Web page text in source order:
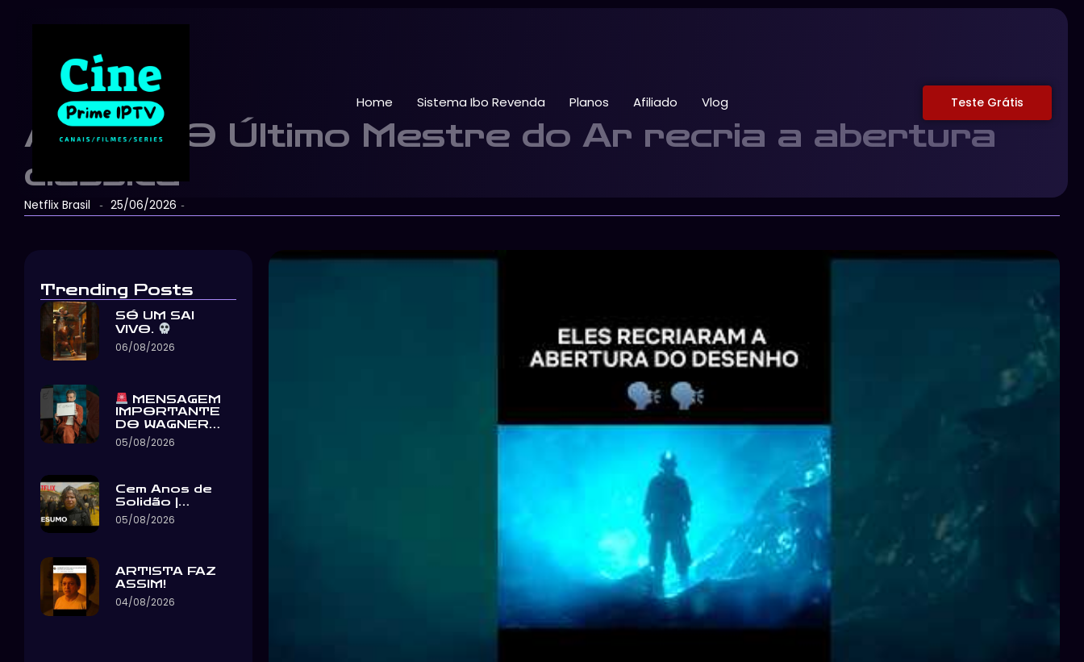
Home Sistema Ibo Revenda Planos Afiliado Vlog Teste Grátis
Avatar: O Último Mestre do Ar recria a abertura
clássica
Netflix Brasil - 25/06/2026 -
Trending Posts
SÓ UM SAI
VIVO.
06/08/2026
MENSAGEM
IMPORTANTE
DO WAGNER…
05/08/2026
Cem Anos de
Solidão |…
05/08/2026
ARTISTA FAZ
ASSIM!
04/08/2026